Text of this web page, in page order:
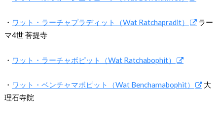
・ ワット・ラーチャプラディット（Wat Ratchapradit）
ラー
マ4世 菩提寺
・ ワット・ラーチャボピット（Wat Ratchabophit）
・ ワット・ベンチャマボピット（Wat Benchamabophit）
大
理石寺院